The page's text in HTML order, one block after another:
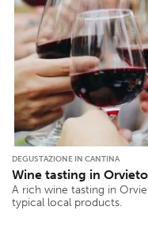
DEGUSTAZIONE IN CANTINA
Wine tasting in Orvieto
A rich wine tasting in
typical local products.